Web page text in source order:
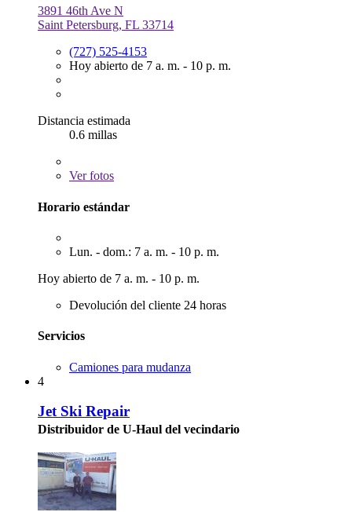
3891 46th Ave N
Saint Petersburg, FL 33714
(727) 525-4153
Hoy abierto de 7 a. m. - 10 p. m.
Distancia estimada
0.6 millas
Verfotos
Horario estándar
Lun. - dom.: 7 a. m. - 10 p. m.
Hoy abierto de 7 a. m. - 10 p. m.
Devolución del cliente 24 horas
Servicios
Camiones para mudanza
4
Jet Ski Repair
Distribuidor de U-Haul del vecindario